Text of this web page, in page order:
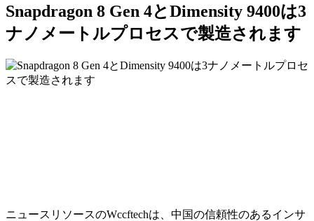
Snapdragon 8 Gen 4とDimensity 9400は3
ナノメートルプロセスで製造されます
ニュースリソースのWccftechは、中国の信頼性のあるインサ